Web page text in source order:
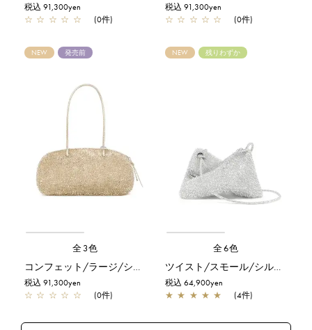
税込 91,300yen
☆ ☆ ☆ ☆ ☆ (0件)
税込 91,300yen
☆ ☆ ☆ ☆ ☆ (0件)
NEW 発売前
全3色
コンフェット/ラージ/シルバーゴールド
税込 91,300yen
☆ ☆ ☆ ☆ ☆ (0件)
NEW 残りわずか
全6色
ツイスト/スモール/シルバー
税込 64,900yen
★ ★ ★ ★ ★ (4件)